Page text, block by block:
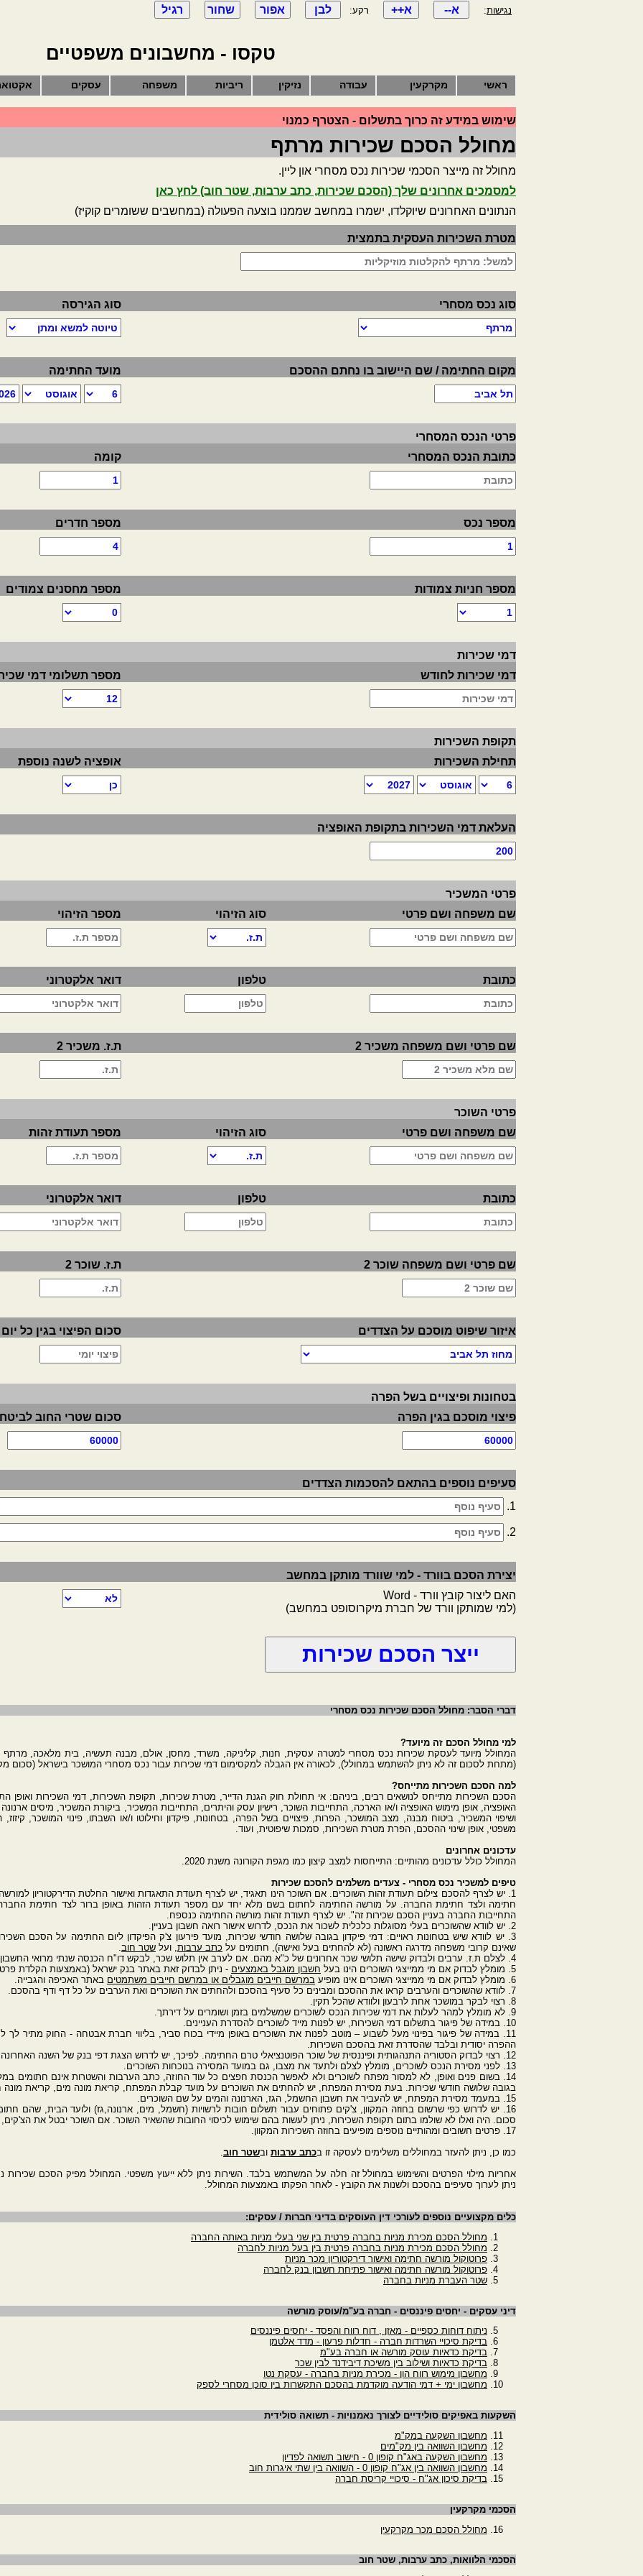
נגישות: רקע:
טקסו - מחשבונים משפטיים
ראשי מקרקעין עבודה נזיקין ריביות משפחה עסקים
שימוש במידע זה כרוך בתשלום - הצטרף כמנוי
מחולל הסכם שכירות מרתף
מחולל זה מייצר הסכמי שכירות נכס מסחרי און ליין.
למסמכים אחרונים שלך (הסכם שכירות, כתב ערבות, שטר חוב) לחץ כאן
הנתונים האחרונים שיוקלדו, ישמרו במחשב שממנו בוצעה הפעולה (במחשבים ששומרים קוקיז)
מטרת השכירות העסקית בתמצית
סוג נכס מסחרי סוג הגירסה
מקום החתימה / שם היישוב בו נחתם ההסכם מועד החתימה
פרטי הנכס המסחרי
כתובת הנכס המסחרי
קומה
מספר נכס מספר חדרים
מספר חניות צמודות מספר מחסנים צמודים
דמי שכירות
דמי שכירות לחודש
מספר תשלומי דמי
תקופת השכירות
תחילת השכירות
אופציה לשנה נוספת
העלאת דמי השכירות בתקופת האופציה
פרטי המשכיר
שם משפחה ושם פרטי
סוג הזיהוי מספר הזיהוי
כתובת טלפון דואר אלקטרוני
שם פרטי ושם משפחה משכיר 2 ת.ז. משכיר 2
פרטי השוכר
שם משפחה ושם פרטי
סוג הזיהוי מספר תעודת זהות
כתובת טלפון דואר אלקטרוני
שם פרטי ושם משפחה שוכר 2 ת.ז. שוכר 2
איזור שיפוט מוסכם על הצדדים סכום הפיצוי בגין כל יום
בטחונות ופיצויים בשל הפרה
פיצוי מוסכם בגין הפרה
סכום שטרי החוב
סעיפים נוספים בהתאם להסכמות הצדדים
1.
2.
יצירת הסכם בוורד - למי שוורד מותקן במחשב
האם ליצור קובץ וורד - Word
(למי שמותקן וורד של חברת מיקרוסופט במחשב)
דברי הסבר: מחולל הסכם שכירות נכס מסחרי
למי מחולל הסכם זה מיועד?
(מתחת לסכום זה לא ניתן להשתמש במחולל), לכאורה אין הגבלה למקסימום דמי שכירות עבור נכס מסחרי המושכר בישראל (סכום מקסימלי לחודש
למה הסכם השכירות מתייחס?
הסכם השכירות מתייחס לנושאים רבים, ביניהם: אי תחולת חוק הגנת הדייר, מטרת שכירות, תקופת השכירות, דמי השכירות ואופן
האופציה, אופן מימוש האופציה ו/או הארכה, התחייבות השוכר, רישיון עסק והיתרים, התחייבות המשכיר, ביקורת המשכיר, מיסים ארנונה
ושיפוי המשכיר, ביטוח מבנה, מצב המושכר, הפרות, פיצויים בשל הפרה, בטחונות, פיקדון וחילוטו ו/או השבתו, פינוי המושכר, קיזוז,
משפטי, אופן שינוי ההסכם, הפרת מטרת השכירות, סמכות שיפוטית, ועוד.
עדכונים אחרונים
המחולל כולל עדכונים מהותיים: התייחסות למצב קיצון כמו מגפת הקורונה משנת 2020.
טיפים למשכיר נכס מסחרי - צעדים משלמים להסכם שכירות
1. יש לצרף להסכם צילום תעודת זהות השוכרים. אם השוכר הינו תאגיד, יש לצרף תעודת התאגדות ואישור החלטת הדירקטוריון
חתימה ולצד חתימת החברה. על מורשה החתימה לחתום בשם מלא יחד עם מספר תעודת הזהות באופן ברור לצד חתימת החברה
התחייבות החברה בעניין הסכם שכירות זה". יש לצרף תעודת זהות מורשה החתימה כנספח.
2. יש לוודא שהשוכרים בעלי מסוגלות כלכלית לשכור את הנכס, לדרוש אישור רואה חשבון בעניין.
3. יש לוודא שיש בטחונות ראויים: דמי פיקדון בגובה שלושה חודשי שכירות, מועד פירעון צ'ק הפיקדון ליום החתימה על הסכם
שאינם קרובי משפחה מדרגה ראשונה (לא להחתים בעל ואישה), חתומים על כתב ערבות, ועל שטר חוב.
4. לצלם ת.ז. ערבים ולבדוק שישה תלושי שכר אחרונים של כ"א מהם. אם לערב אין תלוש שכר, לבקש דו"ח הכנסה שנתי מרואי החשבון, אם מדובר בהכנסת מינמום, יש לדרוש ערב אחר.
5. מומלץ לבדוק אם מי ממייצגי השוכרים הינו בעל
חשבון מוגבל באמצעים - ניתן לבדוק זאת באתר בנק ישראל (באמצעות הקלדת
6. מומלץ לבדוק אם מי ממייצגי השוכרים אינו מופיע
במרשם חייבים מוגבלים או במרשם חייבים משתמטים באתר האכיפה והגבייה.
7. לוודא שהשוכרים והערבים קראו את ההסכם ומבינים כל סעיף בהסכם ולהחתים את השוכרים ואת הערבים על כל דף ודף בהסכם.
8. רצוי לבקר במושכר אחת לרבעון ולוודא שהכל תקין.
9. לא מומלץ למהר לעלות את דמי שכירות הנכס לשוכרים שמשלמים בזמן ושומרים על דירתך.
10. במידה של פיגור בתשלום דמי השכירות, יש לפנות מייד לשוכרים להסדרת העניינים.
ההפרה יסודית ובלבד שהסדרת זאת בהסכם השכירות.
12. רצוי לבדוק הסטוריה התנהגותית ופיננסית של שוכר הפוטנציאלי טרם החתימה. לפיכך, יש לדרוש הצגת דפי בנק של השנה האחרונה כדי לבחון יציבות פיננסית.
13. לפני מסירת הנכס לשוכרים, מומלץ לצלם ולתעד את מצבו, גם במועד המסירה בנוכחות השוכרים.
14. בשום פנים ואופן, לא למסור מפתח לשוכרים ולא לאפשר הכנסת חפצים כל עוד החוזה, כתב הערבות והשטרות אינם חתומים
בגובה שלושה חודשי שכירות. בעת מסירת המפתח, יש להחתים את השוכרים על מועד קבלת המפתח, קריאת מונה מים, קריאת מונה
15. במעמד מסירת המפתח, יש להעביר את חשבון החשמל, הגז, הארנונה והמים על שם השוכרים.
16. יש לדרוש כפי שרשום בחוזה המקוון, צ'קים פתוחים עבור תשלום חובות לרשויות (חשמל, מים, ארנונה,גז) ולועד הבית, שהם
סכום. היה ואלו לא שולמו בתום תקופת השכירות, ניתן לעשות בהם שימוש לכיסוי החובות שהשאיר השוכר. אם השוכר יבטל את
17. פרטים חשובים ומהותיים נוספים מופיעים בחוזה השכירות המקוון.
כמו כן, ניתן להעזר במחוללים משלימים לעסקה זו בכתב ערבות ובשטר חוב.
אחריות מילוי הפרטים והשימוש במחולל זה חלה על המשתמש בלבד. השירות ניתן ללא ייעוץ משפטי. המחולל מפיק הסכם שכירות
ניתן לערוך סעיפים בהסכם ולשנות את הקובץ - לאחר הפקתו באמצעות המחולל.
כלים מקצועיים נוספים לעורכי דין העוסקים בדיני חברות / עסקים:
מחולל הסכם מכירת מניות בחברה פרטית בין שני בעלי מניות באותה החברה
מחולל הסכם מכירת מניות בחברה פרטית בין בעל מניות לחברה
פרוטוקול מורשה חתימה ואישור דירקטוריון מכר מניות
פרוטוקול מורשה חתימה ואישור פתיחת חשבון בנק לחברה
שטר העברת מניות בחברה
דיני עסקים - יחסים פיננסים - חברה בע"מ/עוסק מורשה
ניתוח דוחות כספיים - מאזן , דוח רווח והפסד - יחסים פיננסים
בדיקת סיכויי השרדות חברה - חדלות פרעון - מדד אלטמן
בדיקת כדאיות עוסק מורשה או חברה בע"מ
בדיקת כדאיות ושילוב בין משיכת דיבידנד לבין שכר
מחשבון מימוש רווח הון - מכירת מניות בחברה - עסקת נטו
מחשבון ימי + דמי הודעה מוקדמת בהסכם התקשרות בין סוכן מסחרי לספק
השקעות באפיקים סולידיים לצורך נאמנויות - תשואה סולידית
מחשבון השקעה במק"מ
מחשבון השוואה בין מק"מים
מחשבון השקעה באג"ח קופון 0 - חישוב תשואה לפדיון
מחשבון השוואה בין אג"ח קופון 0 - השוואה בין שתי איגרות חוב
בדיקת סיכון אג"ח - סיכויי קריסת חברה
הסכמי מקרקעין
מחולל הסכם מכר מקרקעין
הסכמי הלוואות, כתב ערבות, שטר חוב